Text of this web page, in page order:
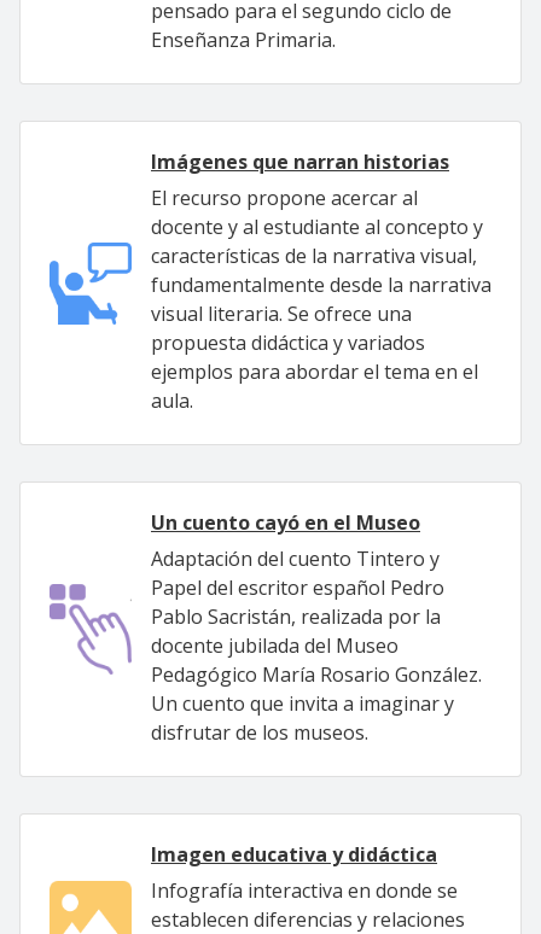
pensado para el segundo ciclo de
Enseñanza Primaria.
Imágenes que narran historias
El recurso propone acercar al
docente y al estudiante al concepto y
características de la narrativa visual,
fundamentalmente desde la narrativa
visual literaria. Se ofrece una
propuesta didáctica y variados
ejemplos para abordar el tema en el
aula.
Un cuento cayó en el Museo
Adaptación del cuento Tintero y
Papel del escritor español Pedro
Pablo Sacristán, realizada por la
docente jubilada del Museo
Pedagógico María Rosario González.
Un cuento que invita a imaginar y
disfrutar de los museos.
Imagen educativa y didáctica
Infografía interactiva en donde se
establecen diferencias y relaciones